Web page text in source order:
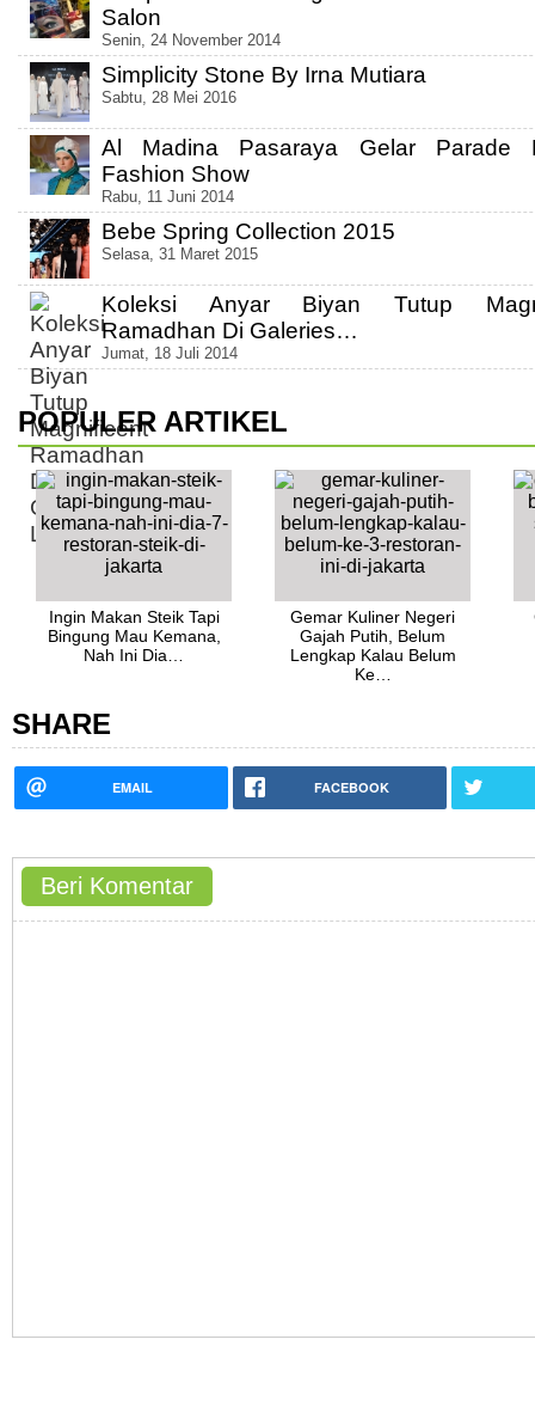
Salon
Senin, 24 November 2014
Simplicity Stone By Irna Mutiara
Sabtu, 28 Mei 2016
Al Madina Pasaraya Gelar Parade
Fashion Show
Rabu, 11 Juni 2014
Bebe Spring Collection 2015
Selasa, 31 Maret 2015
Koleksi Anyar Biyan Tutup
Ramadhan Di Galeries…
Jumat, 18 Juli 2014
POPULER ARTIKEL
Ingin Makan Steik Tapi
Bingung Mau Kemana,
Nah Ini Dia…
Gemar Kuliner Negeri
Gajah Putih, Belum
Lengkap Kalau Belum
Ke…
SHARE
EMAIL FACEBOOK
Beri Komentar